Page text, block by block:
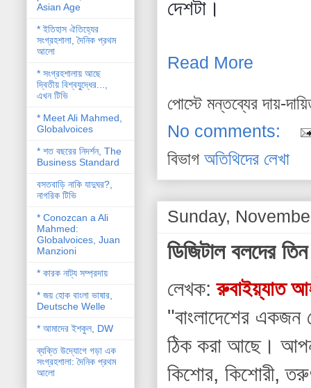
দেশটা।
Read More
পোস্টে মন্তব্যের দায়-
No comments:
বিভাগঅতিথিদের লেখা
Sunday,
ডিজিটাল বলদের
লেখক:রুবাইয়্যাত
"বাংলাদেশের একজন
ঠিক করা আছে।
কিশোর, কিশোরী,
Asian Age
* ইতিহাস ঐতিহ্যের
সংগ্রহশালা, দৈনিক প্রথম
আলো
* সংগ্রহশালায় আছে
দ্বিতীয় বিশ্বযু্দ্ধের...,
এখন টিভি
* Meet Ali Mahmed,
Globalvoices
* শত বছরের নিদর্শন, The
Business Standard
বসতবাড়ি নাকি যাদুঘর?,
নাগরিক টিভি
* Conozcan a Ali
Mahmed:
Globalvoices, Juan
Manzioni
* কারক নাট্য সম্প্রদায়
* জয় হোক বাংলা ভাষার,
Deutsche Welle
* আমাদের ইশকুল, DW
ব্যক্তি উদ্যোগে গড়া এক
সংগ্রহশালা: দৈনিক প্রথম
আলো